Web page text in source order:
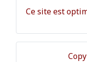
Ce site est